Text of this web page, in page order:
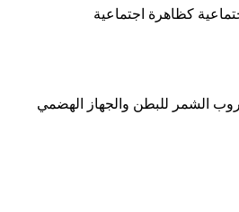
كظاهرة اجتماعية
الشمر للبطن والجهاز الهضمي